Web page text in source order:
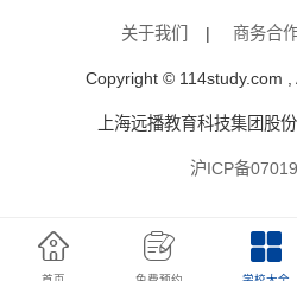
关于我们 | 商务合
Copyright © 114study.com ,
上海远播教育科技集团股
沪ICP备